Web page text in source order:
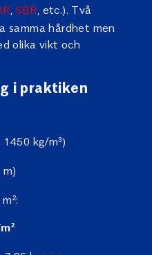
SBR , etc.). Två
samma hårdhet men
olika vikt och
i praktiken
1450 kg/m³)